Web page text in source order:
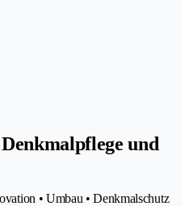
und
• Umbau • Denkmalschutz